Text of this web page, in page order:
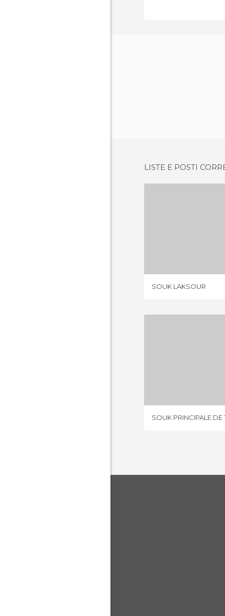
LISTE E POSTI
SOUK LAKSOUR
SOUK PRINCIPALE DE